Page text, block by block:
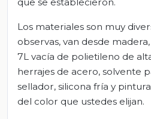
Los materiales son muy
observas, van desde
7L vacía de polietileno de
herrajes de acero, solvente
sellador, silicona fría y
del color que ustedes elijan.